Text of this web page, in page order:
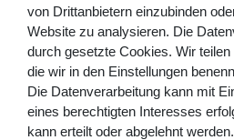
** Hierbei
Bezahlen Sie bequem
von Drittanbietern einzubinden
Website zu analysieren. Die
durch gesetzte Cookies. Wir
die wir in den Einstellungen
Die Datenverarbeitung kann mit
eines berechtigten Interesses
kann erteilt oder abgelehnt